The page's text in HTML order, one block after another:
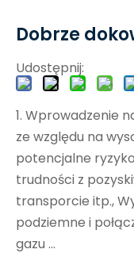
Dobrze
Udostępnij:
1. Wprowadzenie
ze względu na
potencjalne
trudności z
transporcie itp.,
podziemne i
gazu ...